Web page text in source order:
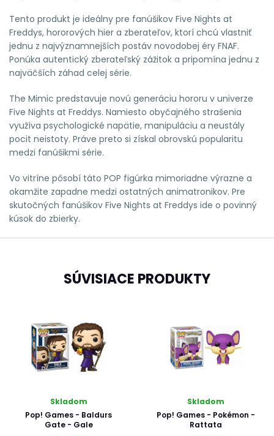
Tento produkt je ideálny pre fanúšikov Five Nights at
Freddys, hororových hier a zberateľov, ktorí chcú vlastniť
jednu z najvýznamnejších postáv novodobej éry FNAF.
Ponúka autentický zberateľský zážitok a pripomína jednu z
najväčších záhad celej série.
The Mimic predstavuje novú generáciu hororu v univerze
Five Nights at Freddys. Namiesto obyčajného strašenia
využíva psychologické napätie, manipuláciu a neustály
pocit neistoty. Práve preto si získal obrovskú popularitu
medzi fanúšikmi série.
Vo vitríne pôsobí táto POP figúrka mimoriadne výrazne a
okamžite zapadne medzi ostatných animatronikov. Pre
skutočných fanúšikov Five Nights at Freddys ide o povinný
kúsok do zbierky.
SÚVISIACE PRODUKTY
Skladom
Pop! Games - Baldurs
Gate - Gale
Skladom
Pop! Games - Pokémon -
Rattata